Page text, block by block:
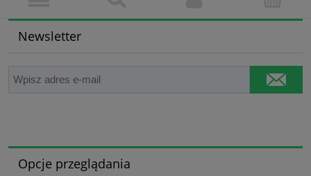
Newsletter
Opcje przeglądania